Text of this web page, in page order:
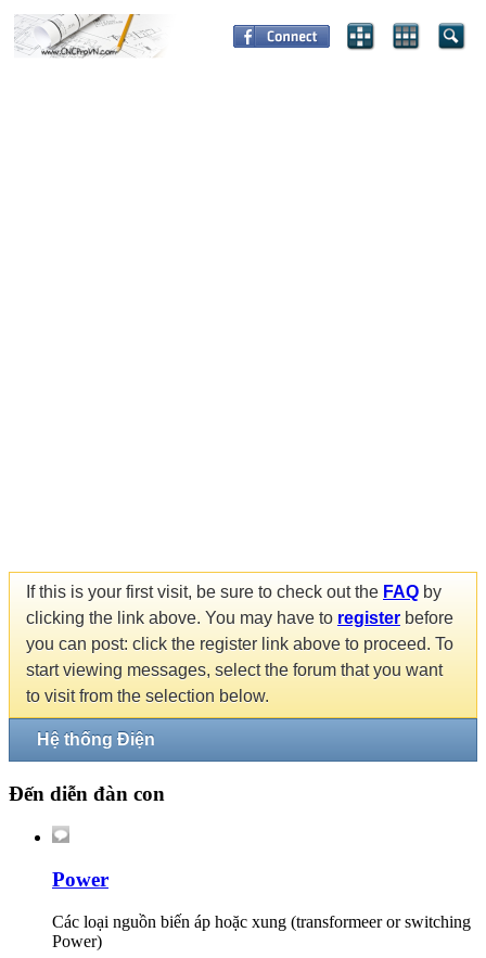
If this is your first visit, be sure to check out the FAQ by
clicking the link above. You may have to register before
you can post: click the register link above to proceed. To
start viewing messages, select the forum that you want
to visit from the selection below.
Hệ thống Điện
Đến diễn đàn con
Power
Các loại nguồn biến áp hoặc xung (transformeer or switching
Power)